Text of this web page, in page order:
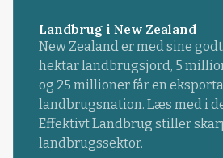
Landbrug i New Zealand
New Zealand er med sine
hektar landbrugsjord, 5
og 25 millioner får en
landbrugsnation. Læs med i
Effektivt Landbrug stiller
landbrugssektor.